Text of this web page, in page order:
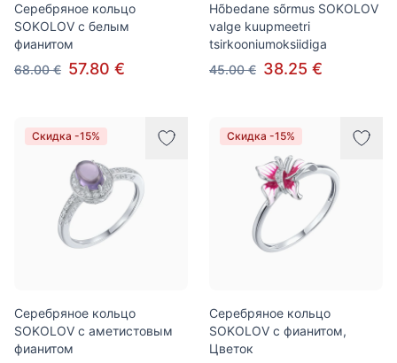
Серебряное кольцо
SOKOLOV с белым
фианитом
68.00 € 57.80 €
Hõbedane sõrmus SOKOLOV
valge kuupmeetri
tsirkooniumoksiidiga
45.00 € 38.25 €
Скидка -15%
Серебряное кольцо
SOKOLOV с аметистовым
фианитом
Скидка -15%
Серебряное кольцо
SOKOLOV с фианитом,
Цветок